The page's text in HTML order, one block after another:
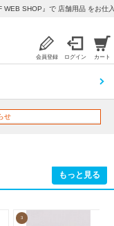
WEB SHOP』で 店舗用品 をお仕
会員登録 ログイン カート
せ
もっと見る
3